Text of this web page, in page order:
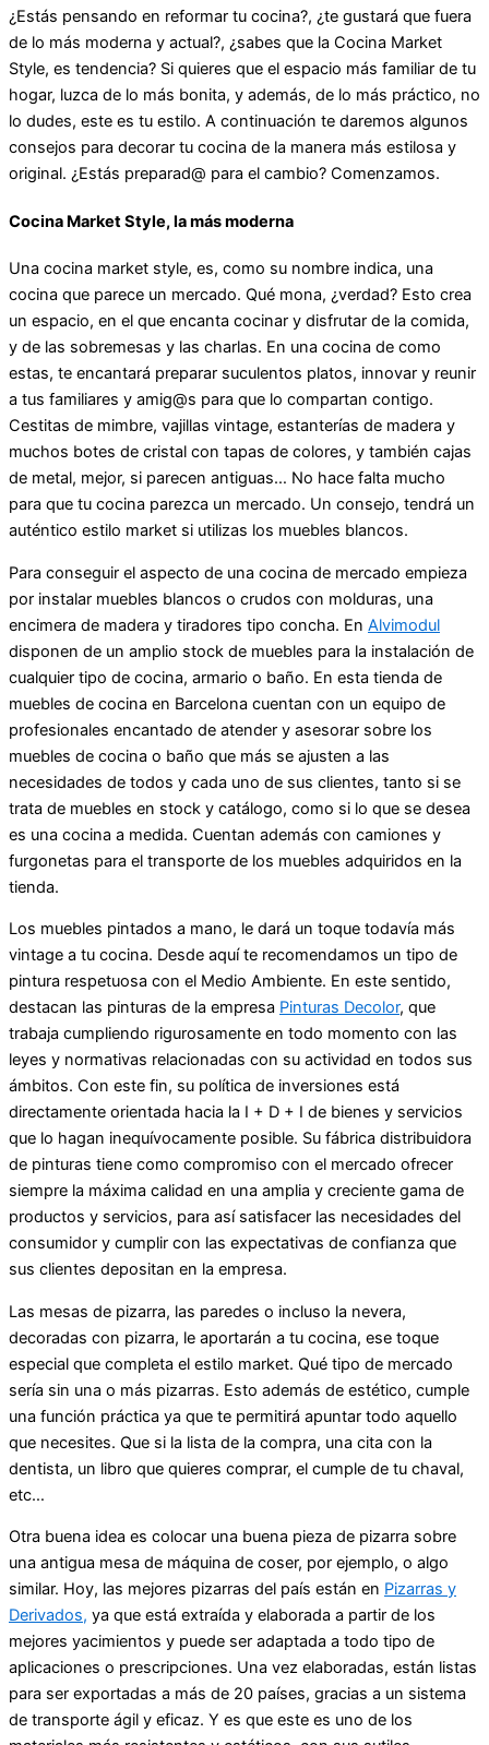
¿Estás pensando en reformar tu cocina?, ¿te gustará que fuera
de lo más moderna y actual?, ¿sabes que la Cocina Market
Style, es tendencia? Si quieres que el espacio más familiar de tu
hogar, luzca de lo más bonita, y además, de lo más práctico, no
lo dudes, este es tu estilo. A continuación te daremos algunos
consejos para decorar tu cocina de la manera más estilosa y
original. ¿Estás preparad@ para el cambio? Comenzamos.
Cocina Market Style, la más moderna
Una cocina market style, es, como su nombre indica, una
cocina que parece un mercado. Qué mona, ¿verdad? Esto crea
un espacio, en el que encanta cocinar y disfrutar de la comida,
y de las sobremesas y las charlas. En una cocina de como
estas, te encantará preparar suculentos platos, innovar y reunir
a tus familiares y amig@s para que lo compartan contigo.
Cestitas de mimbre, vajillas vintage, estanterías de madera y
muchos botes de cristal con tapas de colores, y también cajas
de metal, mejor, si parecen antiguas… No hace falta mucho
para que tu cocina parezca un mercado. Un consejo, tendrá un
auténtico estilo market si utilizas los muebles blancos.
Para conseguir el aspecto de una cocina de mercado empieza
por instalar muebles blancos o crudos con molduras, una
encimera de madera y tiradores tipo concha. En Alvimodul
disponen de un amplio stock de muebles para la instalación de
cualquier tipo de cocina, armario o baño. En esta tienda de
muebles de cocina en Barcelona cuentan con un equipo de
profesionales encantado de atender y asesorar sobre los
muebles de cocina o baño que más se ajusten a las
necesidades de todos y cada uno de sus clientes, tanto si se
trata de muebles en stock y catálogo, como si lo que se desea
es una cocina a medida. Cuentan además con camiones y
furgonetas para el transporte de los muebles adquiridos en la
tienda.
Los muebles pintados a mano, le dará un toque todavía más
vintage a tu cocina. Desde aquí te recomendamos un tipo de
pintura respetuosa con el Medio Ambiente. En este sentido,
destacan las pinturas de la empresa Pinturas Decolor, que
trabaja cumpliendo rigurosamente en todo momento con las
leyes y normativas relacionadas con su actividad en todos sus
ámbitos. Con este fin, su política de inversiones está
directamente orientada hacia la I + D + I de bienes y servicios
que lo hagan inequívocamente posible. Su fábrica distribuidora
de pinturas tiene como compromiso con el mercado ofrecer
siempre la máxima calidad en una amplia y creciente gama de
productos y servicios, para así satisfacer las necesidades del
consumidor y cumplir con las expectativas de confianza que
sus clientes depositan en la empresa.
Las mesas de pizarra, las paredes o incluso la nevera,
decoradas con pizarra, le aportarán a tu cocina, ese toque
especial que completa el estilo market. Qué tipo de mercado
sería sin una o más pizarras. Esto además de estético, cumple
una función práctica ya que te permitirá apuntar todo aquello
que necesites. Que si la lista de la compra, una cita con la
dentista, un libro que quieres comprar, el cumple de tu chaval,
etc…
Otra buena idea es colocar una buena pieza de pizarra sobre
una antigua mesa de máquina de coser, por ejemplo, o algo
similar. Hoy, las mejores pizarras del país están en Pizarras y
Derivados, ya que está extraída y elaborada a partir de los
mejores yacimientos y puede ser adaptada a todo tipo de
aplicaciones o prescripciones. Una vez elaboradas, están listas
para ser exportadas a más de 20 países, gracias a un sistema
de transporte ágil y eficaz. Y es que este es uno de los